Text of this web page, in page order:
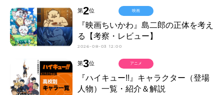
第2位
『映画ちいかわ』島二郎の正体を考え
る【考察・レビュー】
2026-08-03 12:00
映画
第3位
『ハイキュー!!』キャラクター（登場
人物）一覧・紹介＆解説
アニメ